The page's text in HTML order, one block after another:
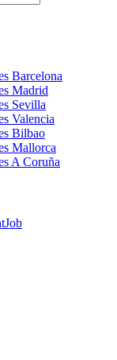
Barcelona
Madrid
Sevilla
Valencia
Bilbao
Mallorca
A Coruña